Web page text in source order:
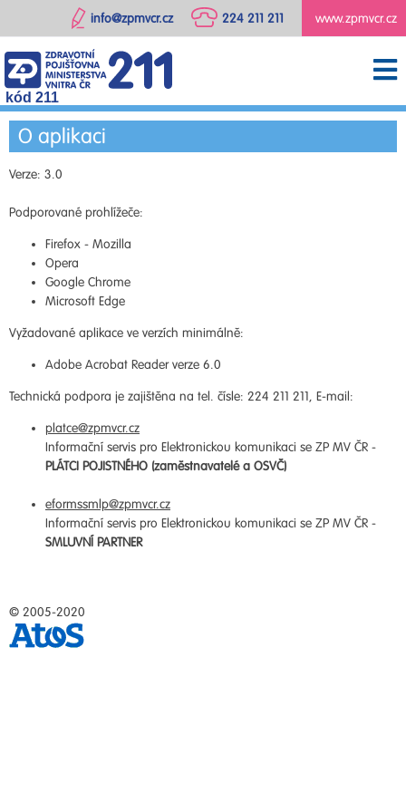
www.zpmvcr.cz
224 211 211
info@zpmvcr.cz
kód 211
O aplikaci
Verze: 3.0
Podporované prohlížeče:
Firefox - Mozilla
Opera
Google Chrome
Microsoft Edge
Vyžadované aplikace ve verzích minimálně:
Adobe Acrobat Reader verze 6.0
Technická podpora je zajištěna na tel. čísle: 224 211 211, E-mail:
platce@zpmvcr.cz
Informační servis pro Elektronickou komunikaci se ZP MV ČR -
PLÁTCI POJISTNÉHO (zaměstnavatelé a OSVČ)
eformssmlp@zpmvcr.cz
Informační servis pro Elektronickou komunikaci se ZP MV ČR -
SMLUVNÍ PARTNER
© 2005-2020